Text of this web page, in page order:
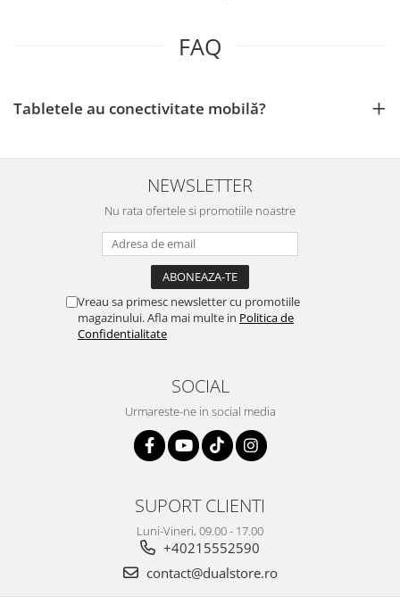
FAQ
Tabletele au conectivitate mobilă?
NEWSLETTER
Nu rata ofertele si promotiile noastre
Vreau sa primesc newsletter cu promotiile
magazinului. Afla mai multe in Politica de
Confidentialitate
SOCIAL
Urmareste-ne in social media
SUPORT CLIENTI
Luni-Vineri, 09.00 - 17.00
+40215552590
contact@dualstore.ro